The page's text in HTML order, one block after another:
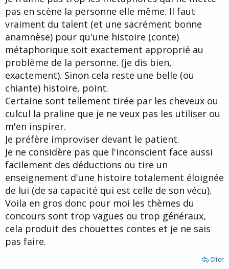
pas en scène la personne elle même. Il faut
vraiment du talent (et une sacrément bonne
anamnèse) pour qu'une histoire (conte)
métaphorique soit exactement approprié au
problème de la personne. (je dis bien,
exactement). Sinon cela reste une belle (ou
chiante) histoire, point.
Certaine sont tellement tirée par les cheveux ou
culcul la praline que je ne veux pas les utiliser ou
m'en inspirer.
Je préfère improviser devant le patient.
Je ne considère pas que l'inconscient face aussi
facilement des déductions ou tire un
enseignement d'une histoire totalement éloignée
de lui (de sa capacité qui est celle de son vécu).
Voila en gros donc pour moi les thèmes du
concours sont trop vagues ou trop généraux,
cela produit des chouettes contes et je ne sais
pas faire.
Citer